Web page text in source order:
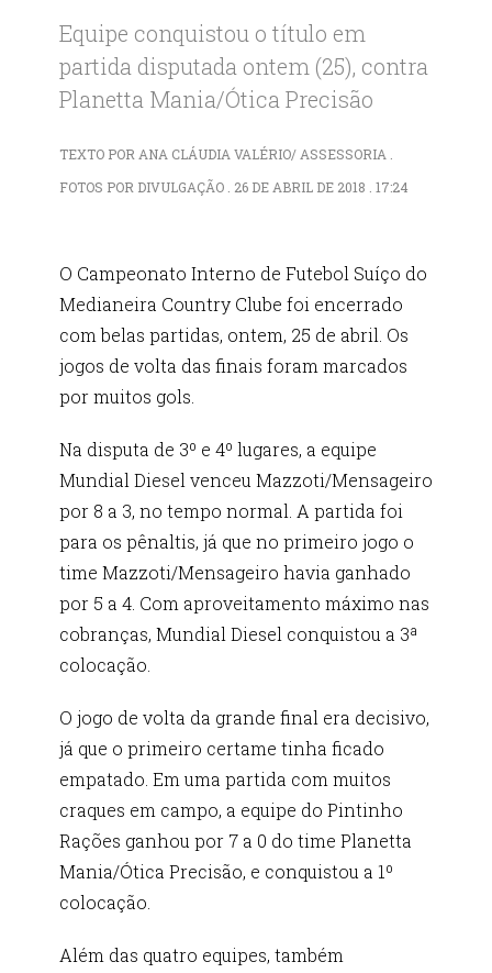
Equipe conquistou o título em
partida disputada ontem (25), contra
Planetta Mania/Ótica Precisão
TEXTO POR ANA CLÁUDIA VALÉRIO/ ASSESSORIA .
FOTOS POR DIVULGAÇÃO . 26 DE ABRIL DE 2018 . 17:24
O Campeonato Interno de Futebol Suíço do
Medianeira Country Clube foi encerrado
com belas partidas, ontem, 25 de abril. Os
jogos de volta das finais foram marcados
por muitos gols.
Na disputa de 3º e 4º lugares, a equipe
Mundial Diesel venceu Mazzoti/Mensageiro
por 8 a 3, no tempo normal. A partida foi
para os pênaltis, já que no primeiro jogo o
time Mazzoti/Mensageiro havia ganhado
por 5 a 4. Com aproveitamento máximo nas
cobranças, Mundial Diesel conquistou a 3ª
colocação.
O jogo de volta da grande final era decisivo,
já que o primeiro certame tinha ficado
empatado. Em uma partida com muitos
craques em campo, a equipe do Pintinho
Rações ganhou por 7 a 0 do time Planetta
Mania/Ótica Precisão, e conquistou a 1º
colocação.
Além das quatro equipes, também